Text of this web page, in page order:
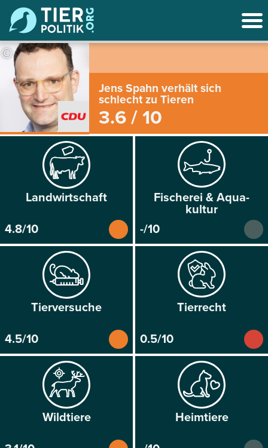
©
Jens Spahn verhält sich
schlecht zu Tieren
3.6 / 10
Land­wirtschaft
4.8/10
Fischerei & Aqua­
kultur
-/10
Tier­versuche
4.5/10
Tier­recht
0.5/10
Wild­tiere
Heim­tiere